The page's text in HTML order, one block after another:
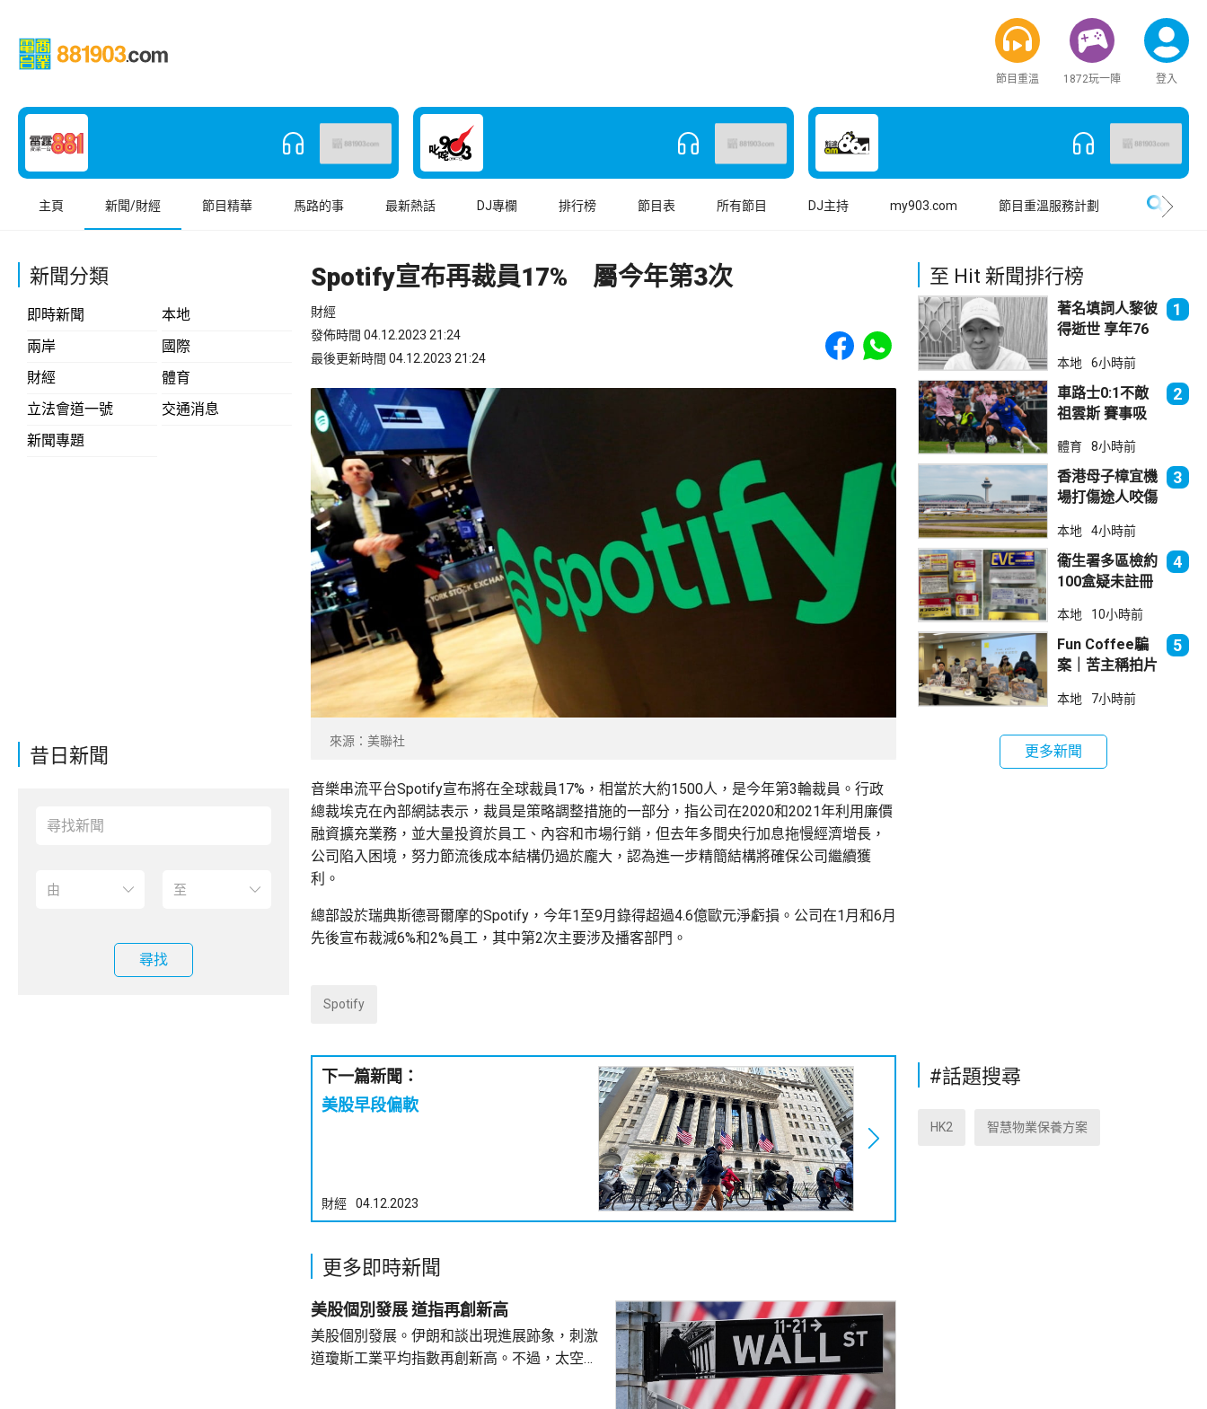
節目重溫 1872玩一陣 登入
主頁 新聞/財經 節目精華 馬路的事 最新熱話 DJ專欄 排行榜 節目表 所有節目 DJ主持 my903.com 節目重溫服務計劃
新聞分類
即時新聞
本地
兩岸
國際
財經
體育
立法會道一號
交通消息
新聞專題
昔日新聞
尋找
Spotify宣布再裁員17% 屬今年第3次
財經
發佈時間 04.12.2023 21:24
最後更新時間 04.12.2023 21:24
Share to Facebook
Share to WhatsApp
來源：美聯社
音樂串流平台Spotify宣布將在全球裁員17%，相當於大約1500人，是今年第3輪裁員。行政
總裁埃克在內部網誌表示，裁員是策略調整措施的一部分，指公司在2020和2021年利用廉價
融資擴充業務，並大量投資於員工、內容和市場行銷，但去年多間央行加息拖慢經濟增長，
公司陷入困境，努力節流後成本結構仍過於龐大，認為進一步精簡結構將確保公司繼續獲
利。
總部設於瑞典斯德哥爾摩的Spotify，今年1至9月錄得超過4.6億歐元淨虧損。公司在1月和6月
先後宣布裁減6%和2%員工，其中第2次主要涉及播客部門。
Spotify
下一篇新聞：
美股早段偏軟
財經 04.12.2023
更多即時新聞
美股個別發展 道指再創新高
美股個別發展。伊朗和談出現進展跡象，刺激
道瓊斯工業平均指數再創新高。不過，太空探
至 Hit 新聞排行榜
著名填詞人黎彼
得逝世 享年76
1
本地 6小時前
車路士0:1不敵
祖雲斯 賽事吸
入場
2
體育 8小時前
香港母子樟宜機
場打傷途人咬傷
法院判囚
3
本地 4小時前
衞生署多區檢約
100盒疑未註冊
拘38歲男子
4
本地 10小時前
Fun Coffee騙
案｜苦主稱拍片
立法會議員倡加
5
本地 7小時前
更多新聞
#話題搜尋
HK2 智慧物業保養方案